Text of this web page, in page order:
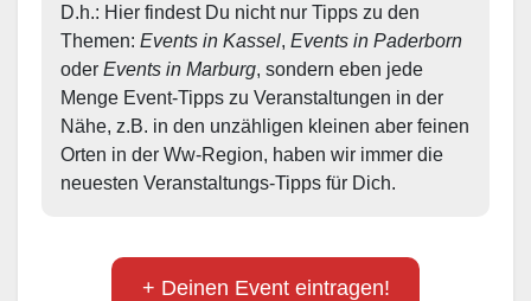
D.h.: Hier findest Du nicht nur Tipps zu den
Themen: Events in Kassel, Events in Paderborn
oder Events in Marburg, sondern eben jede
Menge Event-Tipps zu Veranstaltungen in der
Nähe, z.B. in den unzähligen kleinen aber feinen
Orten in der Ww-Region, haben wir immer die
neuesten Veranstaltungs-Tipps für Dich.
+ Deinen Event eintragen!